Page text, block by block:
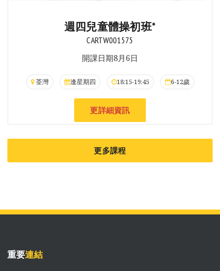
週四兒童體操初班*
CARTW001575
開課日期8月6日
荃灣 逢星期四 18:15-19:45 6-12歲
更詳細資訊
更多課程
重要連結